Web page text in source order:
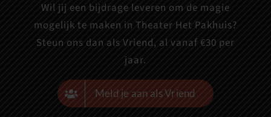
Wil jij een bijdrage leveren om de magie
mogelijk te maken in Theater Het Pakhuis?
Steun ons dan als Vriend, al vanaf €30 per
jaar.
Meld je aan als Vriend